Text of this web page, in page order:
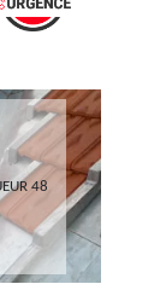
48